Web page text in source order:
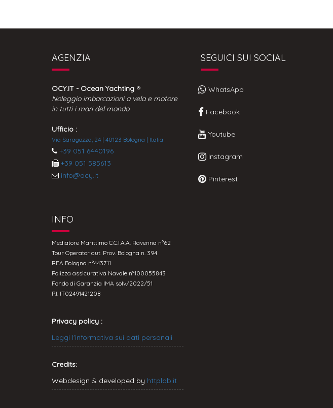
AGENZIA
OCY.IT - Ocean Yachting ®
Noleggio imbarcazioni a vela e motore
in tutti i mari del mondo
Ufficio :
Via Saragozza, 24 | 40123 Bologna | Italia
+39 051 6440196
+39 051 585613
info@ocy.it
SEGUICI SUI SOCIAL
WhatsApp
Facebook
Youtube
Instagram
Pinterest
INFO
Mediatore Marittimo C.C.I.A.A. Ravenna n°62
Tour Operator aut. Prov. Bologna n. 394
REA Bologna n°443711
Polizza assicurativa Navale n°100055843
Fondo di Garanzia IMA solv/2022/51
P.I. IT02491421208
Privacy policy :
Leggi l'informativa sui dati personali
Credits:
Webdesign & developed by httplab.it